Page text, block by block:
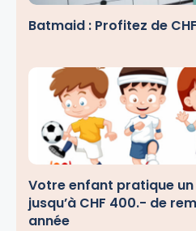
Batmaid : Profitez de
Votre enfant pratique
jusqu’à CHF 400.- de
année